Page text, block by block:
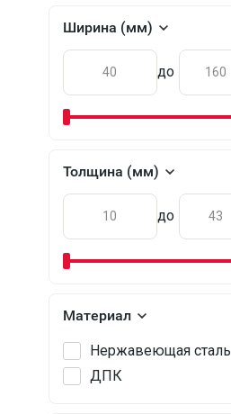
Ширина (мм)
до
Толщина (мм)
до
Материал
Нержавеющая сталь
ДПК